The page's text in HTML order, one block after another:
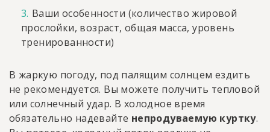
Ваши особенности (количество жировой
прослойки, возраст, общая масса, уровень
тренированности)
В жаркую погоду, под палящим солнцем ездить
не рекомендуется. Вы можете получить тепловой
или солнечный удар. В холодное время
обязательно надевайте непродуваемую куртку.